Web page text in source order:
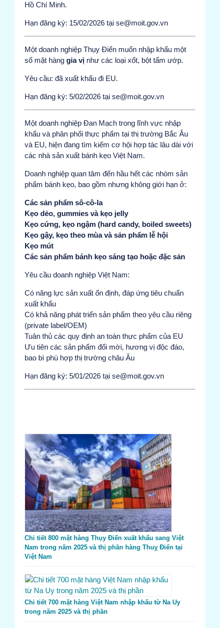
Hồ Chí Minh.
Hạn đăng ký: 15/02/2026 tại se@moit.gov.vn
Một doanh nghiệp Thụy Điển muốn nhập khẩu một
số mặt hàng gia vị như các loại xốt, bột tẩm ướp.
Yêu cầu: đã xuất khẩu đi EU.
Hạn đăng ký: 5/02/2026 tại se@moit.gov.vn
Một doanh nghiệp Đan Mạch trong lĩnh vực nhập
khẩu và phân phối thực phẩm tại thị trường Bắc Âu
và EU, hiện đang tìm kiếm cơ hội hợp tác lâu dài với
các nhà sản xuất bánh kẹo Việt Nam.
Doanh nghiệp quan tâm đến hầu hết các nhóm sản
phẩm bánh kẹo, bao gồm nhưng không giới hạn ở:
Các sản phẩm sô-cô-la
Kẹo dẻo, gummies và kẹo jelly
Kẹo cứng, kẹo ngậm (hard candy, boiled sweets)
Kẹo gậy, kẹo theo mùa và sản phẩm lễ hội
Kẹo mút
Các sản phẩm bánh kẹo sáng tạo hoặc đặc sản
Yêu cầu doanh nghiệp Việt Nam:
Có năng lực sản xuất ổn định, đáp ứng tiêu chuẩn
xuất khẩu
Có khả năng phát triển sản phẩm theo yêu cầu riêng
(private label/OEM)
Tuân thủ các quy định an toàn thực phẩm của EU
Ưu tiên các sản phẩm đổi mới, hương vị độc đáo,
bao bì phù hợp thị trường châu Âu
Hạn đăng ký: 5/01/2026 tại se@moit.gov.vn
Chi tiết 800 mặt hàng Thụy Điển xuất khẩu sang Việt
Nam trong năm 2025 và thị phần hàng Thuỵ Điển tại
Việt Nam
Chi tiết 700 mặt hàng Việt Nam nhập khẩu từ Na Uy
trong năm 2025 và thị phần